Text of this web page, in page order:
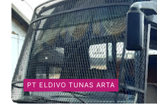
PT ELDIVO TUNAS ARTA